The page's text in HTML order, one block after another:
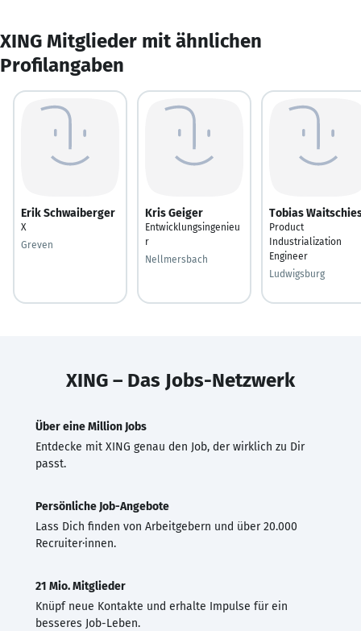
XING Mitglieder mit ähnlichen
Profilangaben
Erik Schwaiberger
X
Greven
Kris Geiger
Entwicklungsingenieu
r
Nellmersbach
Tobias
Product
Industrialization
Engineer
Ludwigsburg
XING – Das Jobs-Netzwerk
Über eine Million Jobs
Entdecke mit XING genau den Job, der wirklich zu Dir
passt.
Persönliche Job-Angebote
Lass Dich finden von Arbeitgebern und über 20.000
Recruiter·innen.
21 Mio. Mitglieder
Knüpf neue Kontakte und erhalte Impulse für ein
besseres Job-Leben.